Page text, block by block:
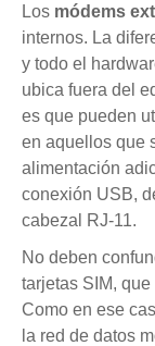
Los módems
internos. La
y todo el
ubica fuera del
es que pueden
en aquellos que
alimentación
conexión USB,
cabezal RJ-11.
No deben
tarjetas SIM,
Como en ese
la red de datos